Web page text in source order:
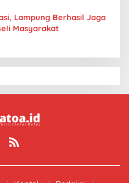
Lampung Berhasil Jaga
Masyarakat